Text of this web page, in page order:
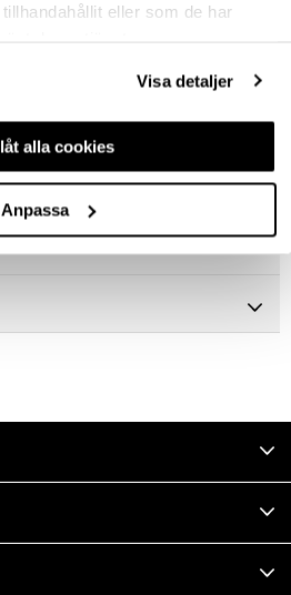
eller som de har
Visa detaljer
alla cookies
Anpassa